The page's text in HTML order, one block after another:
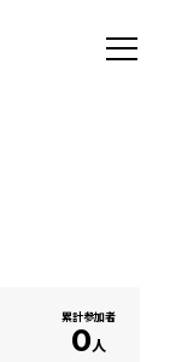
累計参加者
0人